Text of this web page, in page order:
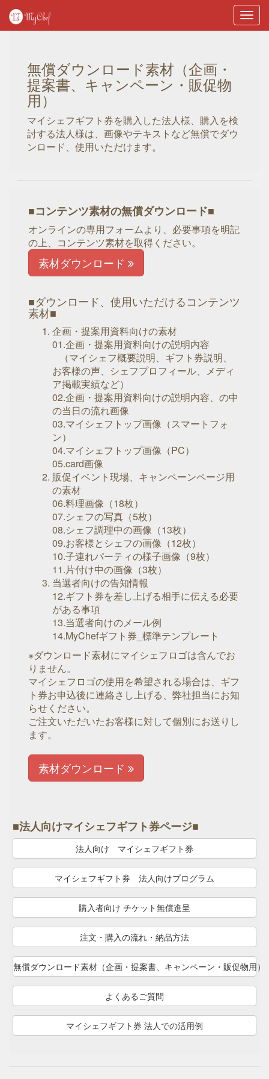
無償ダウンロード素材（企画・
提案書、キャンペーン・販促物
用）
マイシェフギフト券を購入した法人様、購入を検
討する法人様は、画像やテキストなど無償でダウ
ンロード、使用いただけます。
■コンテンツ素材の無償ダウンロード■
オンラインの専用フォームより、必要事項を明記
の上、コンテンツ素材を取得ください。
素材ダウンロード
■ダウンロード、使用いただけるコンテンツ
素材■
企画・提案用資料向けの素材
01.企画・提案用資料向けの説明内容
（マイシェフ概要説明、ギフト券説明、
お客様の声、シェフプロフィール、メディ
ア掲載実績など）
02.企画・提案用資料向けの説明内容、の中
の当日の流れ画像
03.マイシェフトップ画像（スマートフォ
ン）
04.マイシェフトップ画像（PC）
05.card画像
販促イベント現場、キャンペーンページ用
の素材
06.料理画像（18枚）
07.シェフの写真（5枚）
08.シェフ調理中の画像（13枚）
09.お客様とシェフの画像（12枚）
10.子連れパーティの様子画像（9枚）
11.片付け中の画像（3枚）
当選者向けの告知情報
12.ギフト券を差し上げる相手に伝える必要
がある事項
13.当選者向けのメール例
14.MyChefギフト券_標準テンプレート
※ダウンロード素材にマイシェフロゴは含んでお
りません。
マイシェフロゴの使用を希望される場合は、ギフ
ト券お申込後に連絡さし上げる、弊社担当にお知
らせください。
ご注文いただいたお客様に対して個別にお送りし
ます。
素材ダウンロード
■法人向けマイシェフギフト券ページ■
法人向け マイシェフギフト券
マイシェフギフト券 法人向けプログラム
購入者向け チケット無償進呈
注文・購入の流れ・納品方法
無償ダウンロード素材（企画・提案書、キャンペーン・販促物用）
よくあるご質問
マイシェフギフト券 法人での活用例